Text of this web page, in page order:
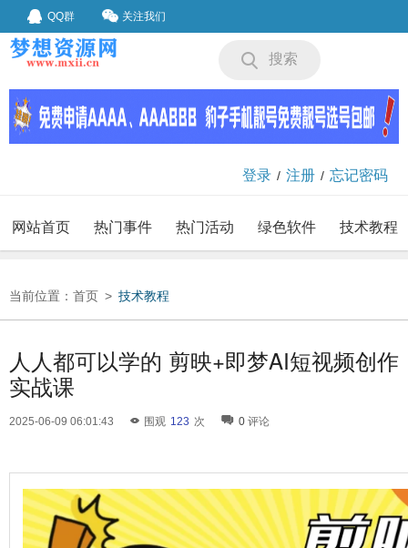
QQ群 关注我们
搜索
登录 / 注册 / 忘记密码
网站首页 热门事件 热门活动 绿色软件 技术教程
当前位置： 首页 > 技术教程
人人都可以学的 剪映+即梦AI短视频创作
实战课
2025-06-09 06:01:43 围观 123 次 0 评论